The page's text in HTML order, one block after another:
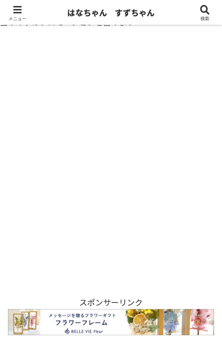
当サイトはプロモーションを含みます
スポンサーリンク
メニュー
はなちゃん すずちゃん
検索